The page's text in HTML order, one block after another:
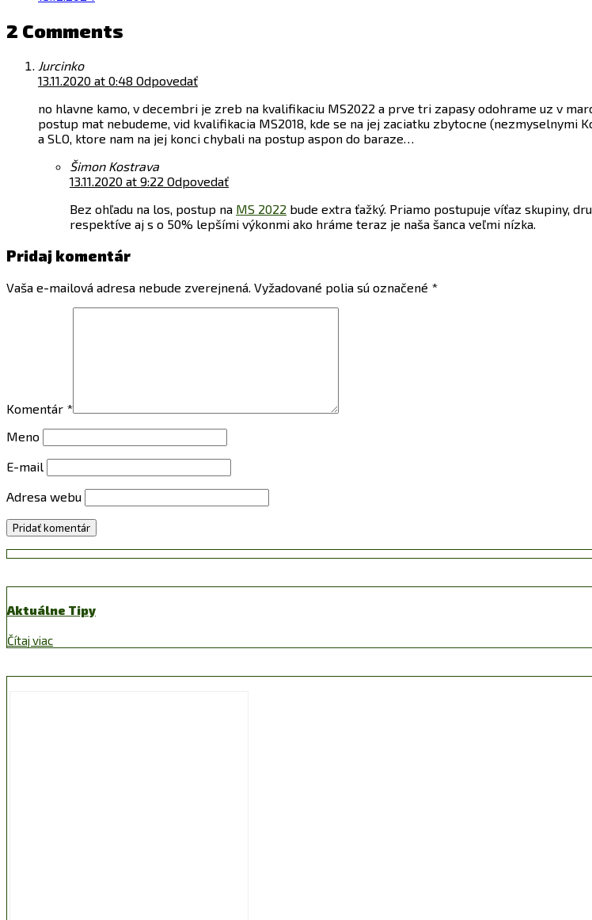
2 Comments
Jurcinko
13.11.2020 at 0:48 Odpovedať
no hlavne kamo, v decembri je zreb na kvalifikaciu MS2022 a prve tri zapasy odohrame uz v
postup mat nebudeme, vid kvalifikacia MS2018, kde se na jej zaciatku zbytocne
a SLO, ktore nam na jej konci chybali na postup aspon do baraze…
Šimon Kostrava
13.11.2020 at 9:22 Odpovedať
Bez ohľadu na los, postup na MS 2022 bude extra ťažký. Priamo postupuje víťaz skupiny,
respektíve aj s o 50% lepšími výkonmi ako hráme teraz je naša šanca veľmi nízka.
Pridaj komentár
Vaša e-mailová adresa nebude zverejnená. Vyžadované polia sú označené *
Komentár *
Meno
E-mail
Adresa webu
Aktuálne Tipy
Čítaj viac